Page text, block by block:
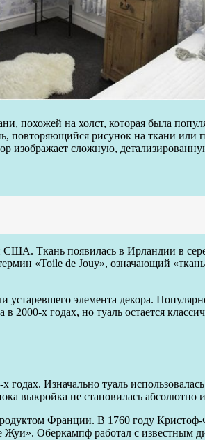
похожей на холст, которая была
повторяющийся рисунок на ткани
изображает сложную,
Ткань появилась в Ирландии в
«Toile de Jouy», означающий
элемента декора.
2000-х годах, но туаль остается
Изначально туаль
выкройка не становилась абсолютно
Франции. В 1760 году
Оберкампф работал с известным